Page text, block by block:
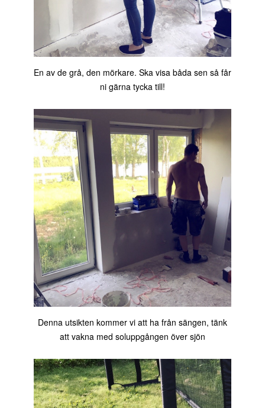
En av de grå, den mörkare. Ska visa båda sen så får
ni gärna tycka till!
Denna utsikten kommer vi att ha från sängen, tänk
att vakna med soluppgången över sjön